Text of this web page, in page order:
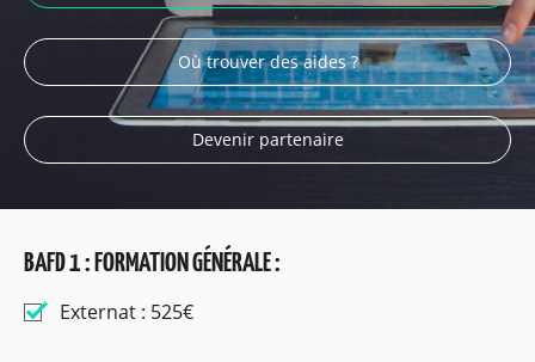
Où trouver des aides ?
Devenir partenaire
BAFD 1 : FORMATION GÉNÉRALE :
Externat : 525€